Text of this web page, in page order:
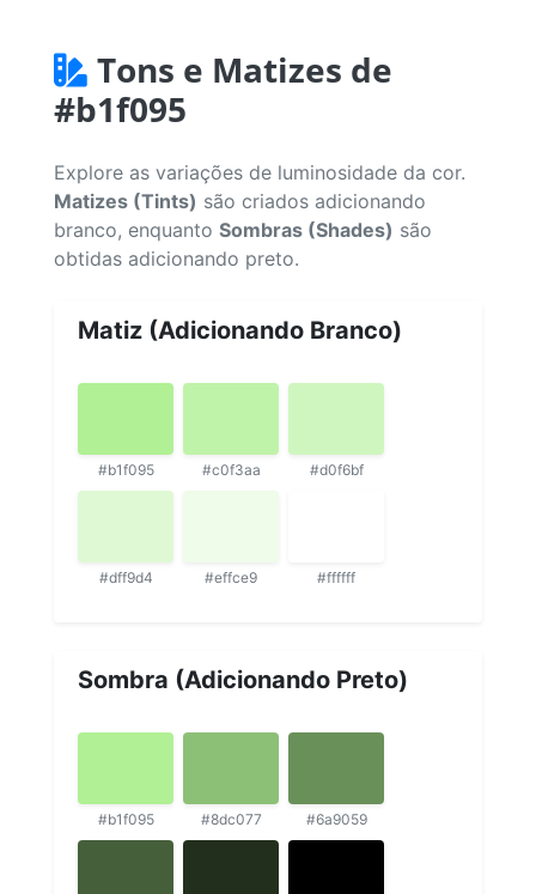
Tons e Matizes de
#b1f095
Explore as variações de luminosidade da cor.
Matizes (Tints) são criados adicionando
branco, enquanto Sombras (Shades) são
obtidas adicionando preto.
Matiz (Adicionando Branco)
#b1f095 #c0f3aa #d0f6bf
#dff9d4 #effce9 #ffffff
Sombra (Adicionando Preto)
#b1f095 #8dc077 #6a9059